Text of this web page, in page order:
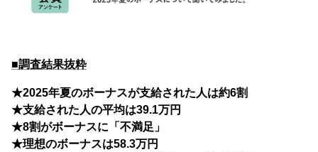
■調査結果抜粋
★2025年夏のボーナスが支給された人は約6割
★支給された人の平均は39.1万円
★8割がボーナスに「不満足」
★理想のボーナスは58.3万円